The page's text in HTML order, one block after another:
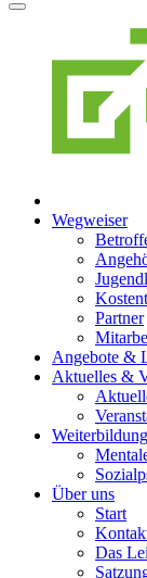
Wegweiser
Partner
Angebote &
Aktuelles &
Über uns
Start
Das